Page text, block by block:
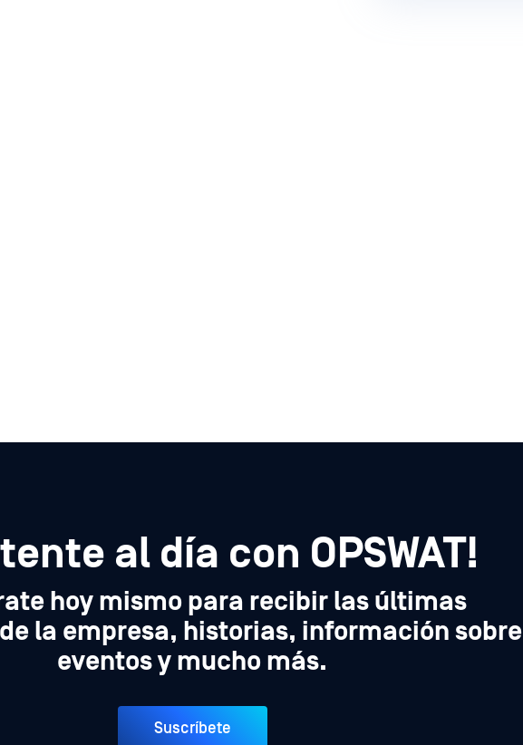
al día con OPSWAT!
hoy mismo para recibir las últimas
la empresa, historias, información sobre
eventos y mucho más.
Suscríbete